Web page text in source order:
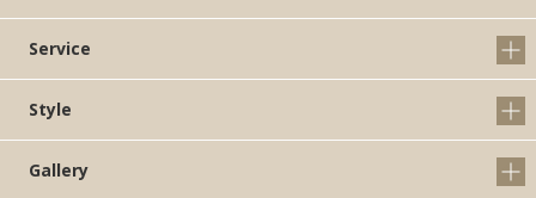
Service
Style
Gallery